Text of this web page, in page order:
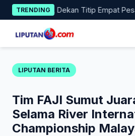
Skip
to
content
TRENDING
Dekan Titip Empat Pesan
LIPUTAN BERITA
Tim FAJI Sumut
Selama River
Championship